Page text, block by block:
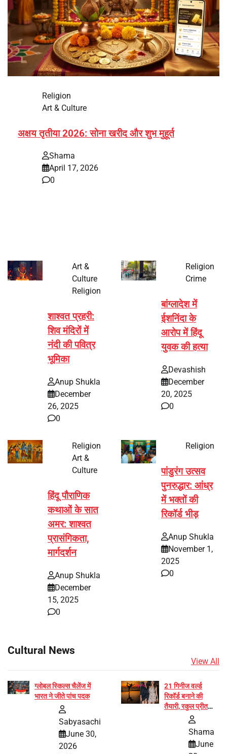
Religion
Art & Culture
अक्षय तृतीया 2026: सोना खरीद और शुभ मुहूर्त
Shama
April 17, 2026
0
Art &
Culture
Religion
शाश्वत प्रहरी:
शिव मंदिरों में
नंदी की पवित्र
भूमिका
Anup Shukla
December
26, 2025
0
Religion
Crime
बांग्लादेश में
ईशनिंदा के
आरोप में हिंदू
युवक की हत्या
Devashish
December
20, 2025
0
Religion
Art &
Culture
हिंदू पौराणिक
कथाओं के सात
अमर: शाश्वत
प्रासंगिकता,
मार्गदर्शन
Anup Shukla
December
15, 2025
0
Religion
पांडुरंग उत्सव
पुनरुद्धार: आंध्र
में भक्तों की
रिकॉर्ड भीड़
Anup Shukla
November 1,
2025
0
Cultural News
View All
ग्लोबल स्किल्स चैलेंज में
भारत ने जीते पांच पदक
Sabyasachi
June 30,
2026
21 गिनीज वर्ल्ड
रिकॉर्ड बनाने की
तैयारी, रकुल प्रीत
और प्रज्ञा जायसवाल
Shama
June